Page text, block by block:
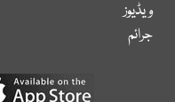
ویڈیوز
جرائم